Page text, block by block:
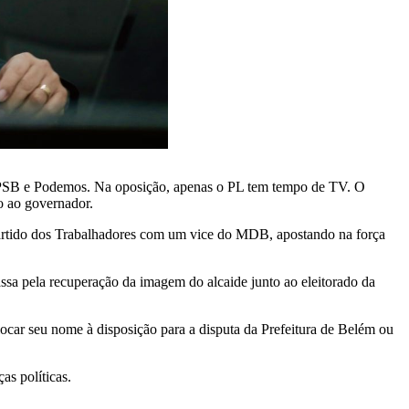
e Podemos. Na oposição, apenas o PL tem tempo de TV. O
ao governador.
dos Trabalhadores com um vice do MDB, apostando na força
pela recuperação da imagem do alcaide junto ao eleitorado da
seu nome à disposição para a disputa da Prefeitura de Belém ou
políticas.